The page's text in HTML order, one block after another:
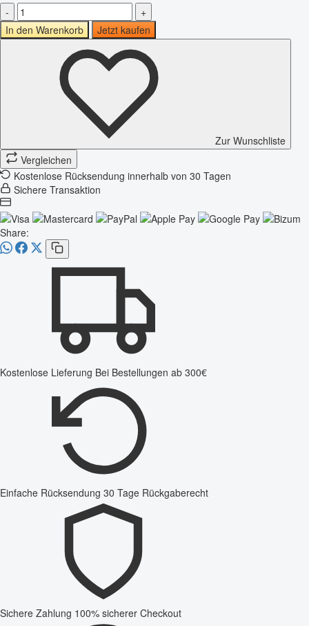
-
+
In den Warenkorb
Jetzt kaufen
Zur Wunschliste
Vergleichen
Kostenlose Rücksendung innerhalb von 30 Tagen
Sichere Transaktion
Share:
Kostenlose Lieferung Bei Bestellungen ab 300€
Einfache Rücksendung 30 Tage Rückgaberecht
Sichere Zahlung 100% sicherer Checkout